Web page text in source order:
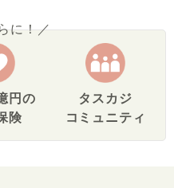
に！／
円の
険
タスカジ
コミュニティ